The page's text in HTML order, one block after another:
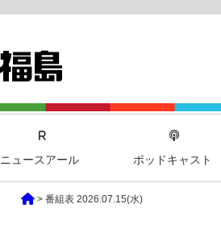
ニュースアール ポッドキャスト
> 番組表 2026.07.15(水)